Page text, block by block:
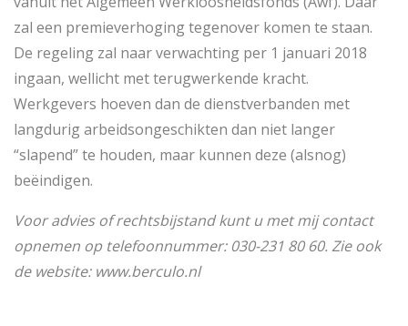
zal een premieverhoging tegenover komen te staan.
De regeling zal naar verwachting per 1 januari 2018
ingaan, wellicht met terugwerkende kracht.
Werkgevers hoeven dan de dienstverbanden met
langdurig arbeidsongeschikten dan niet langer
“slapend” te houden, maar kunnen deze (alsnog)
beëindigen.
Voor advies of rechtsbijstand kunt u met mij contact
opnemen op telefoonnummer: 030-231 80 60. Zie ook
de website: www.berculo.nl